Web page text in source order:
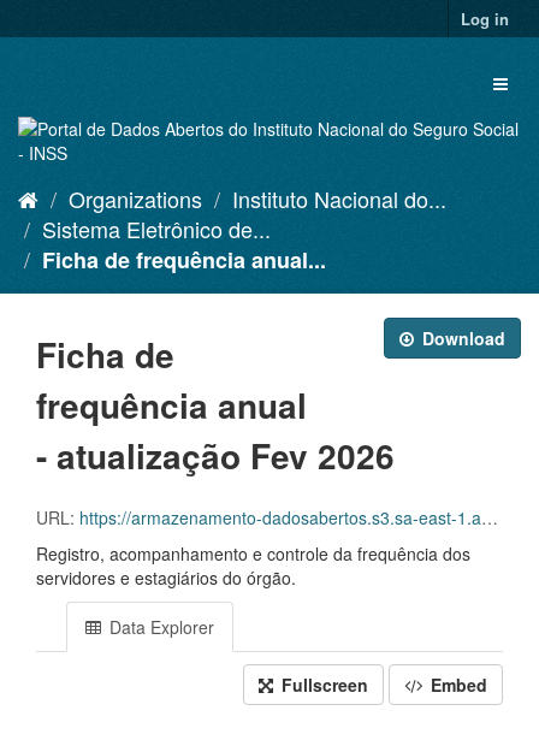
to
Log in
Organizations
Instituto Nacional do...
Sistema Eletrônico de...
Ficha de frequência anual...
Download
Ficha de
frequência anual
- atualização Fev 2026
URL: https://armazenamento-dadosabertos.s3.sa-east-1.amazonaws.com/PDA_2025_2027/Grupos_de_dados/Sistema+Eletr%C3%B4nico+de+Frequ%C3%AAncia+-+SISREF/D.SRF.FQS.003.ACSINSS.202602.csv
Registro, acompanhamento e controle da frequência dos
servidores e estagiários do órgão.
Data Explorer
Fullscreen Embed